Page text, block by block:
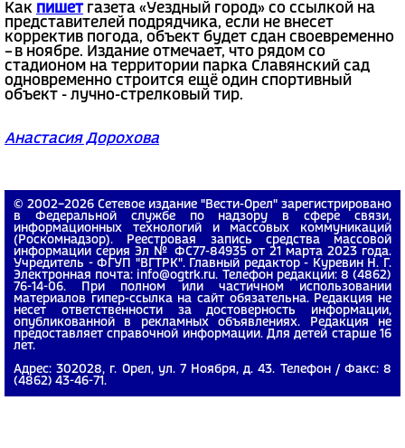
Как пишетгазета «Уездный город» со ссылкой на
представителей подрядчика, если не внесет
корректив погода, объект будет сдан своевременно
– в ноябре. Издание отмечает, что рядом со
стадионом на территории парка Славянский сад
одновременно строится ещё один спортивный
объект - лучно-стрелковый тир.
Анастасия Дорохова
© 2002−2026 Сетевое издание "Вести-Орел" зарегистрировано
в Федеральной службе по надзору в сфере связи,
информационных технологий и массовых коммуникаций
(Роскомнадзор). Реестровая запись средства массовой
информации серия Эл № ФС77-84935 от 21 марта 2023 года.
Учредитель - ФГУП "ВГТРК". Главный редактор - Куревин Н. Г.
Электронная почта: info@ogtrk.ru. Телефон редакции: 8 (4862)
76-14-06. При полном или частичном использовании
материалов гипер-ссылка на сайт обязательна. Редакция не
несет ответственности за достоверность информации,
опубликованной в рекламных объявлениях. Редакция не
предоставляет справочной информации. Для детей старше 16
лет.
Адрес: 302028, г. Орел, ул. 7 Ноября, д. 43. Телефон / Факс: 8
(4862) 43-46-71.